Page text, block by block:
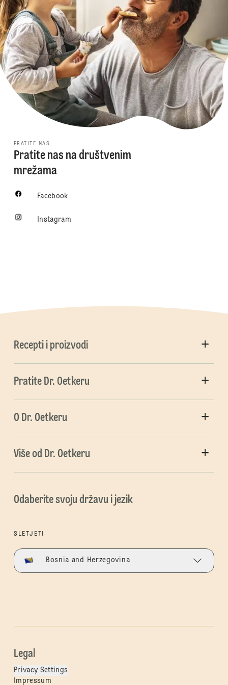
PRATITE NAS
Pratite nas na društvenim
mrežama
Facebook
Instagram
Recepti i proizvodi
Pratite Dr. Oetkeru
O Dr. Oetkeru
Više od Dr. Oetkeru
Odaberite svoju državu i jezik
SLETJETI
Bosnia and Herzegovina
Legal
Privacy Settings
Impressum